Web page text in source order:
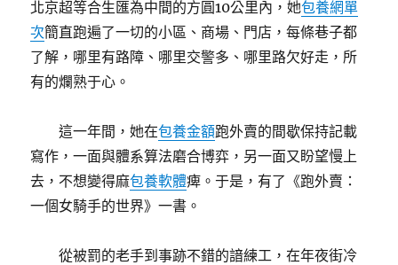
北京超等合生匯為中間的方圓10公里內，她包養網單
次簡直跑遍了一切的小區、商場、門店，每條巷子都
了解，哪里有路障、哪里交警多、哪里路欠好走，所
有的爛熟于心。
這一年間，她在包養金額跑外賣的間歇保持記載
寫作，一面與體系算法磨合博弈，另一面又盼望慢上
去，不想變得麻包養軟體痺。于是，有了《跑外賣：
一個女騎手的世界》一書。
從被罰的老手到事跡不錯的諳練工，在年夜街冷